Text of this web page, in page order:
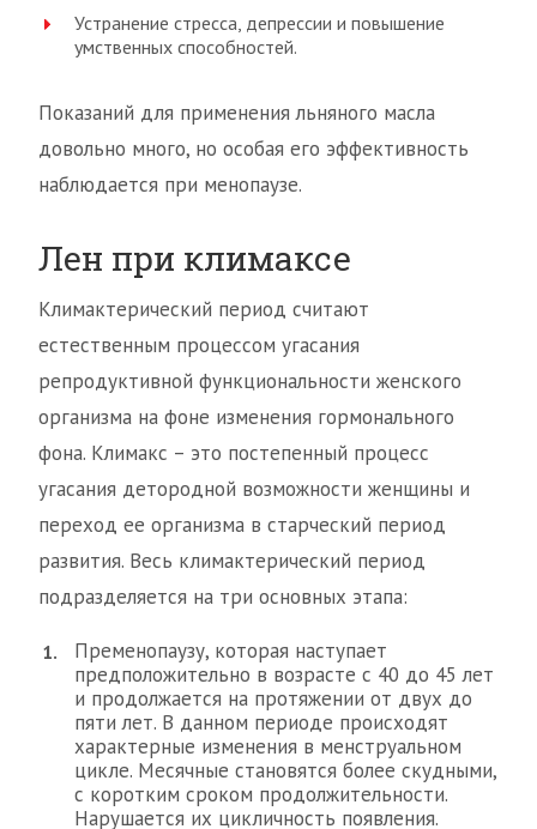
Устранение стресса, депрессии и повышение
умственных способностей.
Показаний для применения льняного масла
довольно много, но особая его эффективность
наблюдается при менопаузе.
Лен при климаксе
Климактерический период считают
естественным процессом угасания
репродуктивной функциональности женского
организма на фоне изменения гормонального
фона. Климакс – это постепенный процесс
угасания детородной возможности женщины и
переход ее организма в старческий период
развития. Весь климактерический период
подразделяется на три основных этапа:
Пременопаузу, которая наступает
предположительно в возрасте с 40 до 45 лет
и продолжается на протяжении от двух до
пяти лет. В данном периоде происходят
характерные изменения в менструальном
цикле. Месячные становятся более скудными,
с коротким сроком продолжительности.
Нарушается их цикличность появления.